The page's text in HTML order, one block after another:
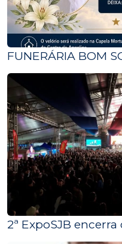
FUNERÁRIA BOM
2ª ExpoSJB